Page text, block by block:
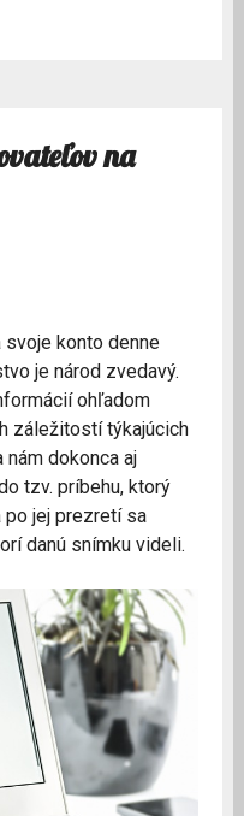
na
svoje konto denne
je národ zvedavý.
ohľadom
záležitostí týkajúcich
dokonca aj
tzv. príbehu, ktorý
po jej prezretí sa
danú snímku videli.